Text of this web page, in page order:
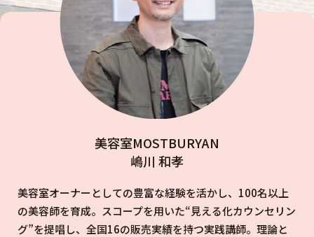
美容室MOSTBURYAN
嶋川 和孝
美容室オーナーとしての豊富な経験を活かし、100名以上
の美容師を育成。スコープを用いた“見える化カウンセリン
グ”を提唱し、全国16の販売実績を持つ実践講師。理論と